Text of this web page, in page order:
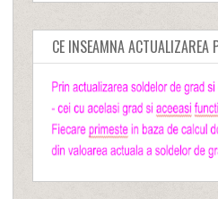
CE INSEAMNA ACTUALIZAREA